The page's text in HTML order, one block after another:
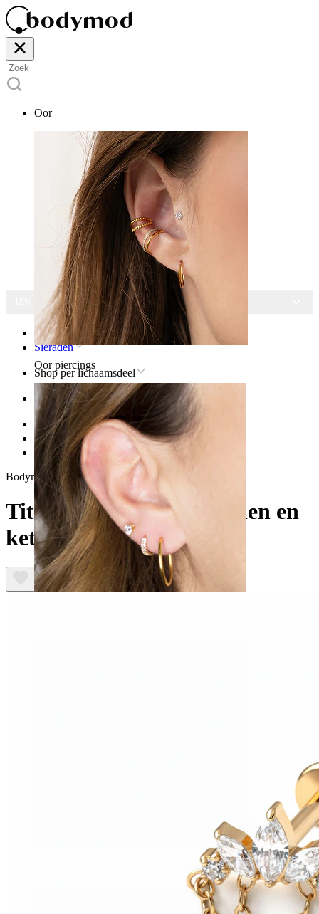
Oor
Oor piercings
15% KORTING OP ALLE SIERADEN
Home
Sieraden
Shop per lichaamsdeel
Oor
Helix
Titanium sieraden voor helixpiercings
Titanium labret met stenen en kettingen
Bodymod Premium
Titanium labret met stenen en
kettingen